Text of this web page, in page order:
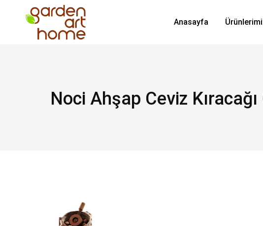
Anasayfa
Noci Ahşap Ceviz Kıracağı